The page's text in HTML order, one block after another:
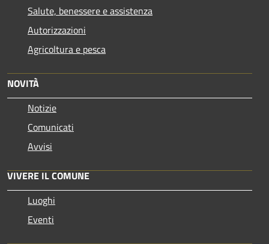
Salute, benessere e assistenza
Autorizzazioni
Agricoltura e pesca
NOVITÀ
Notizie
Comunicati
Avvisi
VIVERE IL COMUNE
Luoghi
Eventi